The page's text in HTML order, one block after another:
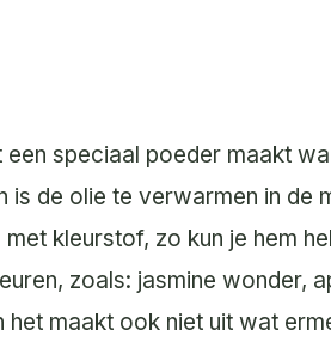
speciaal poeder maakt
de olie te verwarmen in de
kleurstof, zo kun je hem
zoals: jasmine wonder,
maakt ook niet uit wat